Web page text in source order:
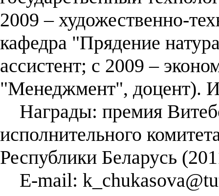
2009 – художественно-
кафедра "Прядение
ассистент; с 2009 –
"Менеджмент", доцент).
Награды: премия
исполнительного
Республики Беларусь
E-mail: